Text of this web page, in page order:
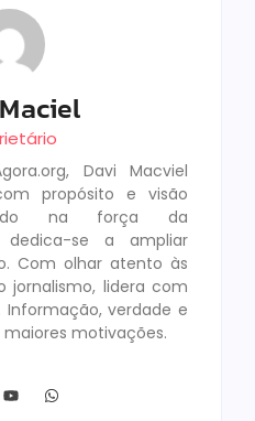
Davi Macviel
propósito e visão
na força da
dedica-se a ampliar
Com olhar atento às
jornalismo, lidera com
verdade e
motivações.